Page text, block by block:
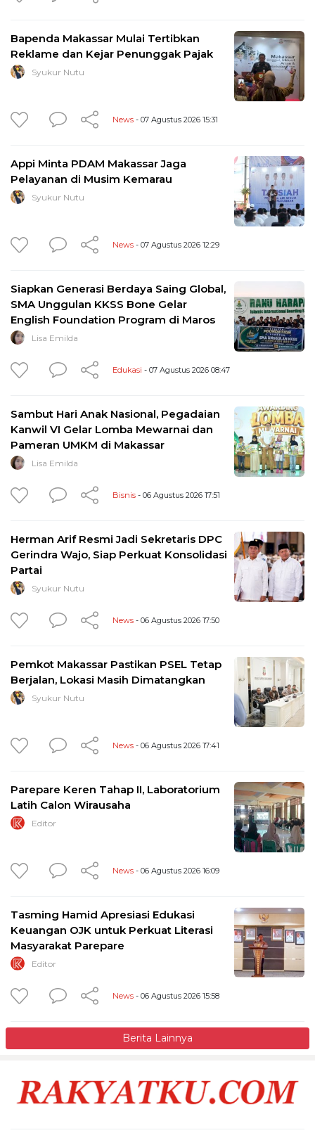
Bapenda Makassar Mulai Tertibkan
Reklame dan Kejar Penunggak Pajak
Syukur Nutu
News - 07 Agustus 2026 15:31
Appi Minta PDAM Makassar Jaga
Pelayanan di Musim Kemarau
Syukur Nutu
News - 07 Agustus 2026 12:29
Siapkan Generasi Berdaya Saing Global,
SMA Unggulan KKSS Bone Gelar
English Foundation Program di Maros
Lisa Emilda
Edukasi - 07 Agustus 2026 08:47
Sambut Hari Anak Nasional, Pegadaian
Kanwil VI Gelar Lomba Mewarnai dan
Pameran UMKM di Makassar
Lisa Emilda
Bisnis - 06 Agustus 2026 17:51
Herman Arif Resmi Jadi Sekretaris DPC
Gerindra Wajo, Siap Perkuat Konsolidasi
Partai
Syukur Nutu
News - 06 Agustus 2026 17:50
Pemkot Makassar Pastikan PSEL Tetap
Berjalan, Lokasi Masih Dimatangkan
Syukur Nutu
News - 06 Agustus 2026 17:41
Parepare Keren Tahap II, Laboratorium
Latih Calon Wirausaha
Editor
News - 06 Agustus 2026 16:09
Tasming Hamid Apresiasi Edukasi
Keuangan OJK untuk Perkuat Literasi
Masyarakat Parepare
Editor
News - 06 Agustus 2026 15:58
Berita Lainnya